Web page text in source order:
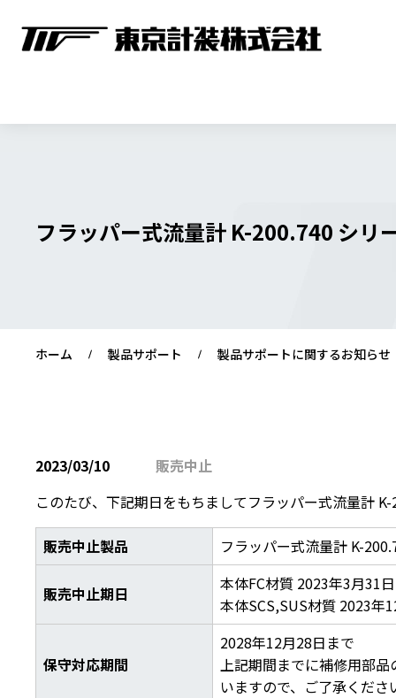
フラッパー式流量計 K-200.740 シリ
ホーム 製品サポート 製品サポートに関するお知らせ
2023/03/10
販売中⽌
このたび、下記期日をもちましてフラッパー式流量計
販売中止製品 フラッパー式流量計 K-
販売中止期日
本体FC材質 2023年3月31日
本体SCS,SUS材質 2023年
保守対応期間
2028年12月28日まで
上記期間までに補修用部
いますので、ご了承くださ